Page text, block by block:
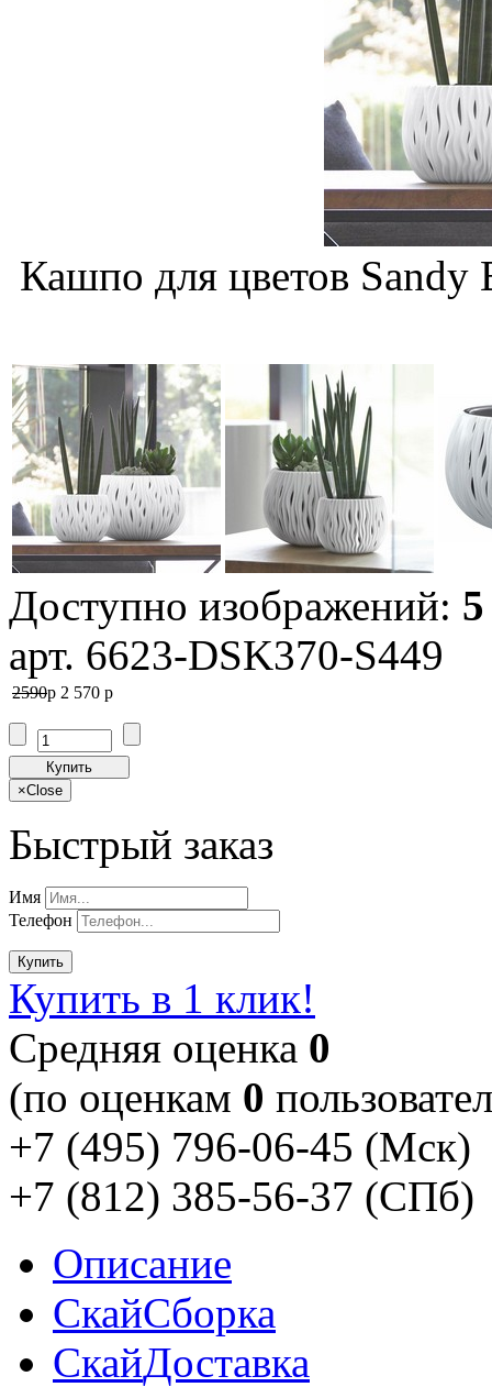
Кашпо для цветов
Доступно изображений: 5
арт. 6623-DSK370-S449
2590p 2 570 p
Купить
×Close
Быстрый заказ
Имя
Телефон
Купить
Купить в 1 клик!
Cредняя оценка 0
(по оценкам 0
+7 (495) 796-06-45 (Мск)
+7 (812) 385-56-37 (СПб)
Описание
СкайСборка
СкайДоставка